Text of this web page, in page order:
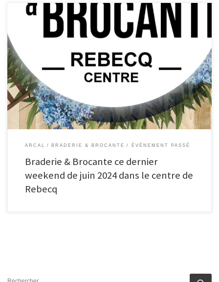
Braderie & Brocante : weekend organisé par REBECQ EVENEMENT L’ARCAL se
joint une nouvelle fois à REBECQ EVENEMENT pour cette édition 2024 !
Vendredi 28 Juin 16h : ouverture de la DucasseSamedi 29Juin 16h :
ouverture de la DucasseDimanche 30 Juin 07h : Braderie & Brocante Voici les
exposantes et […]
ARCAL BRADERIE & BROCANTE ÉVÉNEMENT PASSÉ
Braderie & Brocante ce dernier
weekend de juin 2024 dans le centre de
Rebecq
RECHERCHER